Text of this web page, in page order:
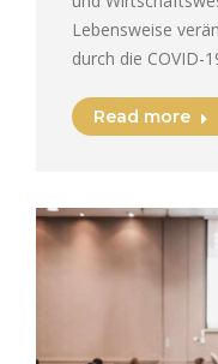
Lebensweise
durch die COVID-
Read more